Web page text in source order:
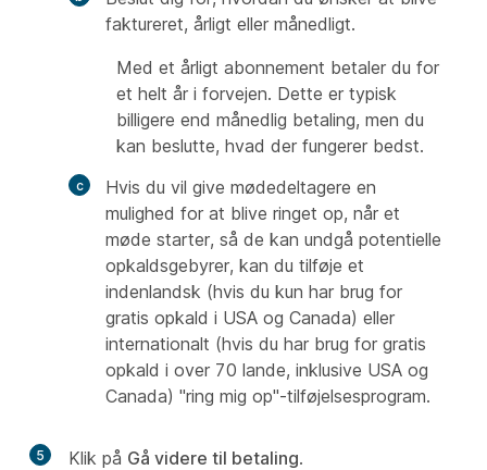
faktureret, årligt eller månedligt.
Med et årligt abonnement betaler du for
et helt år i forvejen. Dette er typisk
billigere end månedlig betaling, men du
kan beslutte, hvad der fungerer bedst.
Hvis du vil give mødedeltagere en
mulighed for at blive ringet op, når et
møde starter, så de kan undgå potentielle
opkaldsgebyrer, kan du tilføje et
indenlandsk (hvis du kun har brug for
gratis opkald i USA og Canada) eller
internationalt (hvis du har brug for gratis
opkald i over 70 lande, inklusive USA og
Canada) "ring mig op"-tilføjelsesprogram.
5 Klik på Gå videre til betaling.